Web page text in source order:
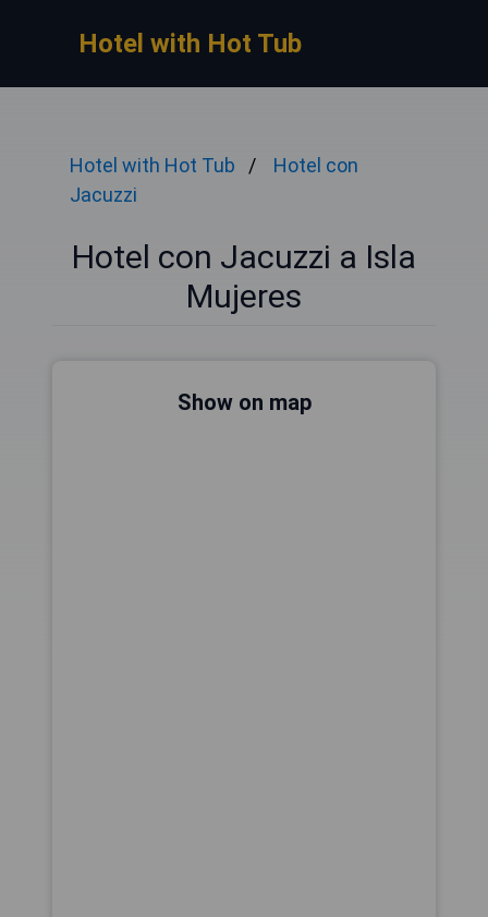
Hotel with Hot Tub
Hotel with Hot Tub
Hotel con
Jacuzzi
Hotel con Jacuzzi a Isla
Mujeres
Show on map